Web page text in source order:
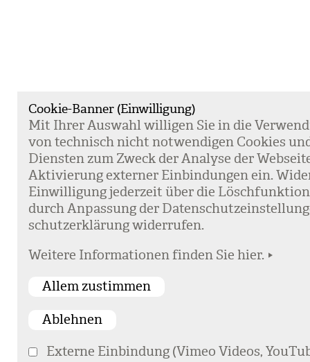
Cookie-Banner (Einwilligung)
Mit Ihrer Aus­wahl wil­li­gen Sie in die
von tech­nisch nicht not­wen­di­gen Coo­kies
Diens­ten zum Zweck der Ana­lyse der
Akti­vie­rung exter­ner Ein­bin­dun­gen ein.
Ein­wil­li­gung jeder­zeit über die
durch Anpas­sung der
schutz­er­klä­rung wider­ru­fen.
Weitere Informationen finden Sie hier.
Externe Einbindung (Vimeo Videos,